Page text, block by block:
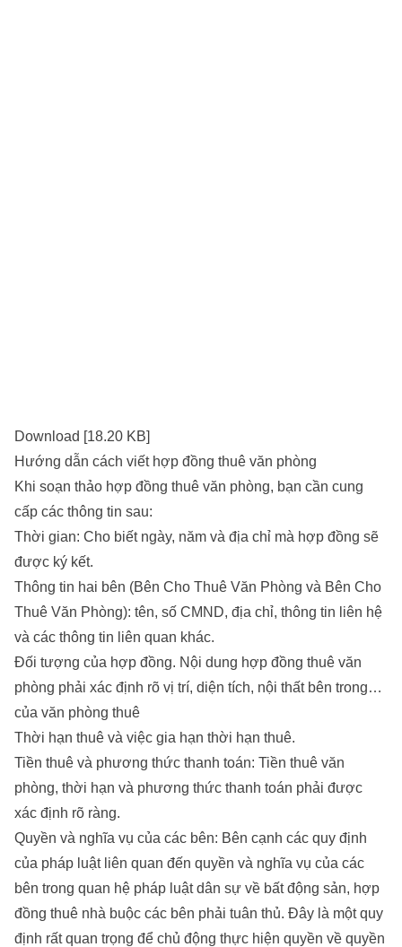
Download [18.20 KB]
Hướng dẫn cách viết hợp đồng thuê văn phòng
Khi soạn thảo hợp đồng thuê văn phòng, bạn cần cung
cấp các thông tin sau:
Thời gian: Cho biết ngày, năm và địa chỉ mà hợp đồng sẽ
được ký kết.
Thông tin hai bên (Bên Cho Thuê Văn Phòng và Bên Cho
Thuê Văn Phòng): tên, số CMND, địa chỉ, thông tin liên hệ
và các thông tin liên quan khác.
Đối tượng của hợp đồng. Nội dung hợp đồng thuê văn
phòng phải xác định rõ vị trí, diện tích, nội thất bên trong…
của văn phòng thuê
Thời hạn thuê và việc gia hạn thời hạn thuê.
Tiền thuê và phương thức thanh toán: Tiền thuê văn
phòng, thời hạn và phương thức thanh toán phải được
xác định rõ ràng.
Quyền và nghĩa vụ của các bên: Bên cạnh các quy định
của pháp luật liên quan đến quyền và nghĩa vụ của các
bên trong quan hệ pháp luật dân sự về bất động sản, hợp
đồng thuê nhà buộc các bên phải tuân thủ. Đây là một quy
định rất quan trọng để chủ động thực hiện quyền về quyền